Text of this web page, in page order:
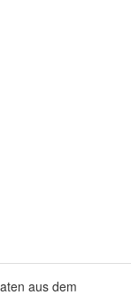
aus dem